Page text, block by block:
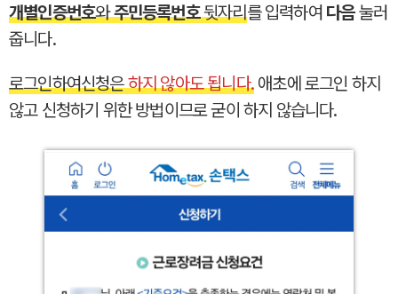
개별인증번호와주민등록번호뒷자리를 입력하여 다음눌러
줍니다.
로그인하여신청은하지 않아도 됩니다. 애초에 로그인 하지
않고 신청하기 위한 방법이므로 굳이 하지 않습니다.